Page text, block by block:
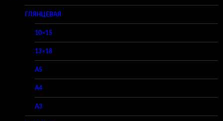
ГЛЯНЦЕВАЯ
10×15
13×18
A5
A4
A3